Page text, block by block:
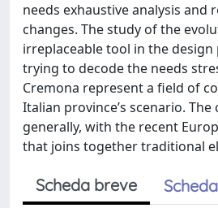
needs exhaustive analysis
changes. The study of the
irreplaceable tool in the
trying to decode the needs
Cremona represent a field of
Italian province’s scenario.
generally, with the recent
that joins together traditional
Scheda breve